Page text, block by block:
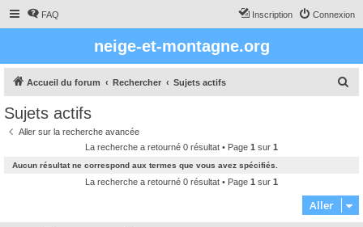
FAQ Connexion
Inscription
neige-et-montagne.org
Accueil du forum Rechercher Sujets actifs
c
h
Sujets actifs
Aller sur la recherche avancée
La recherche a retourné 0 résultat • Page 1 sur 1
Aucun résultat ne correspond aux termes que vous avez spécifiés.
La recherche a retourné 0 résultat • Page 1 sur 1
Aller